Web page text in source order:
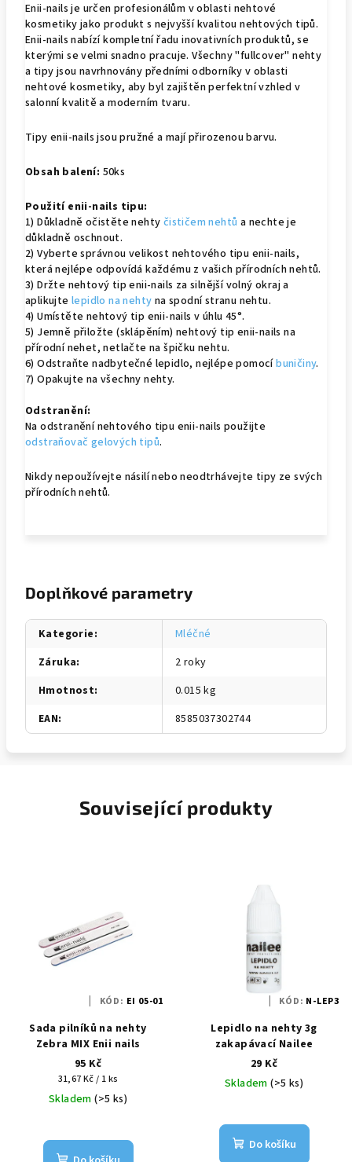
Enii-nails je určen profesionálům v oblasti nehtové
kosmetiky jako produkt s nejvyšší kvalitou nehtových tipů.
Enii-nails nabízí kompletní řadu inovativních produktů, se
kterými se velmi snadno pracuje. Všechny "fullcover" nehty
a tipy jsou navrhnovány předními odborníky v oblasti
nehtové kosmetiky, aby byl zajištěn perfektní vzhled v
salonní kvalitě a moderním tvaru.
Tipy enii-nails jsou pružné a mají přirozenou barvu.
Obsah balení: 50ks
Použití enii-nails tipu:
1) Důkladně očistěte nehty čističem nehtů a nechte je
důkladně oschnout.
2) Vyberte správnou velikost nehtového tipu enii-nails,
která nejlépe odpovídá každému z vašich přírodních nehtů.
3) Držte nehtový tip enii-nails za silnější volný okraj a
aplikujte lepidlo na nehty na spodní stranu nehtu.
4) Umístěte nehtový tip enii-nails v úhlu 45°.
5) Jemně přiložte (sklápěním) nehtový tip enii-nails na
přírodní nehet, netlačte na špičku nehtu.
6) Odstraňte nadbytečné lepidlo, nejlépe pomocíbuničiny.
7) Opakujte na všechny nehty.
Odstranění:
Na odstranění nehtového tipu enii-nails použijte
odstraňovač gelových tipů.
Nikdy nepoužívejte násilí nebo neodtrhávejte tipy ze svých
přírodních nehtů.
Doplňkové parametry
Kategorie:
Mléčné
Záruka:
2 roky
Hmotnost:
0.015 kg
EAN: 8585037302744
Související produkty
Sada pilníků na nehty
Zebra MIX Enii nails
95 Kč
Měrná
cena:
31,67 Kč / 1 ks
Skladem(>5 ks)
KÓD: EI 05-01
Lepidlo na nehty 3g
zakapávací Nailee
29 Kč
Skladem(>5 ks)
Do košíku
KÓD: N-LEP3